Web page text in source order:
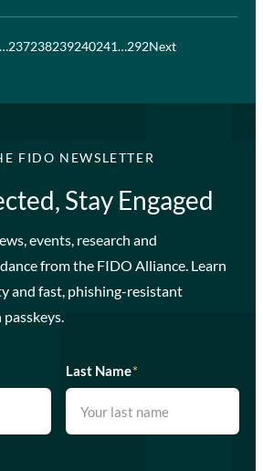
…237238239240241…292Next
FIDO NEWSLETTER
Stay Engaged
events, research and
from the FIDO Alliance. Learn
and fast, phishing-resistant
Last Name*